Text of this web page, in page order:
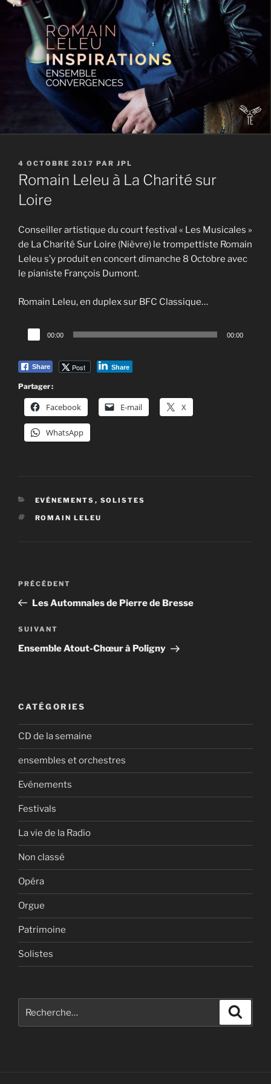
PUBLIÉ
LE
4 OCTOBRE 2017 PAR JPL
Romain Leleu à La Charité sur
Loire
Conseiller artistique du court festival « Les Musicales »
de La Charité Sur Loire (Nièvre) le trompettiste Romain
Leleu s’y produit en concert dimanche 8 Octobre avec
le pianiste François Dumont.
Romain Leleu, en duplex sur BFC Classique…
Lecteur
audio
00:00 00:00
Share Post Share
Partager :
Facebook E-mail X
WhatsApp
CATÉGORIES
EVÉNEMENTS , SOLISTES
ÉTIQUETTES
ROMAIN LELEU
Navigation
l’article
Article
précédent
PRÉCÉDENT
Les Automnales de Pierre de Bresse
Article
suivant
SUIVANT
Ensemble Atout-Chœur à Poligny
CATÉGORIES
CD de la semaine
ensembles et orchestres
Evénements
Festivals
La vie de la Radio
Non classé
Opéra
Orgue
Patrimoine
Solistes
pour